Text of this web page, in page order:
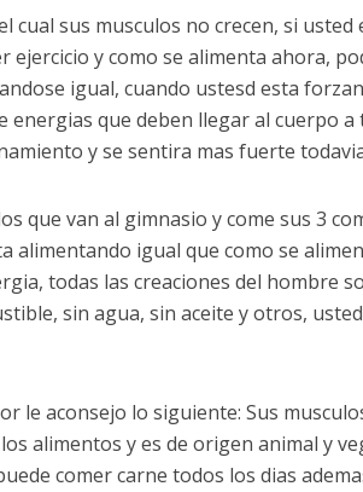
cual sus musculos no crecen, si
ejercicio y como se alimenta ahora,
igual, cuando ustesd esta
energias que deben llegar al cuerpo
y se sentira mas fuerte
que van al gimnasio y come sus 3
alimentando igual que como se
todas las creaciones del hombre
sin agua, sin aceite y otros,
le aconsejo lo siguiente: Sus
alimentos y es de origen animal y
comer carne todos los dias